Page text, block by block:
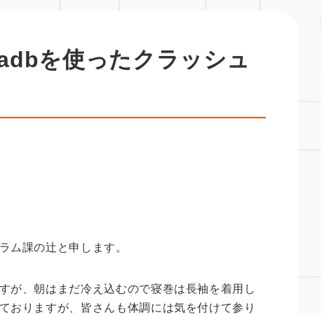
を使ったクラッシュ
ム課の辻と申します。
が、朝はまだ冷え込むので寝巻は長袖を着用し
おりますが、皆さんも体調には気を付けて参り